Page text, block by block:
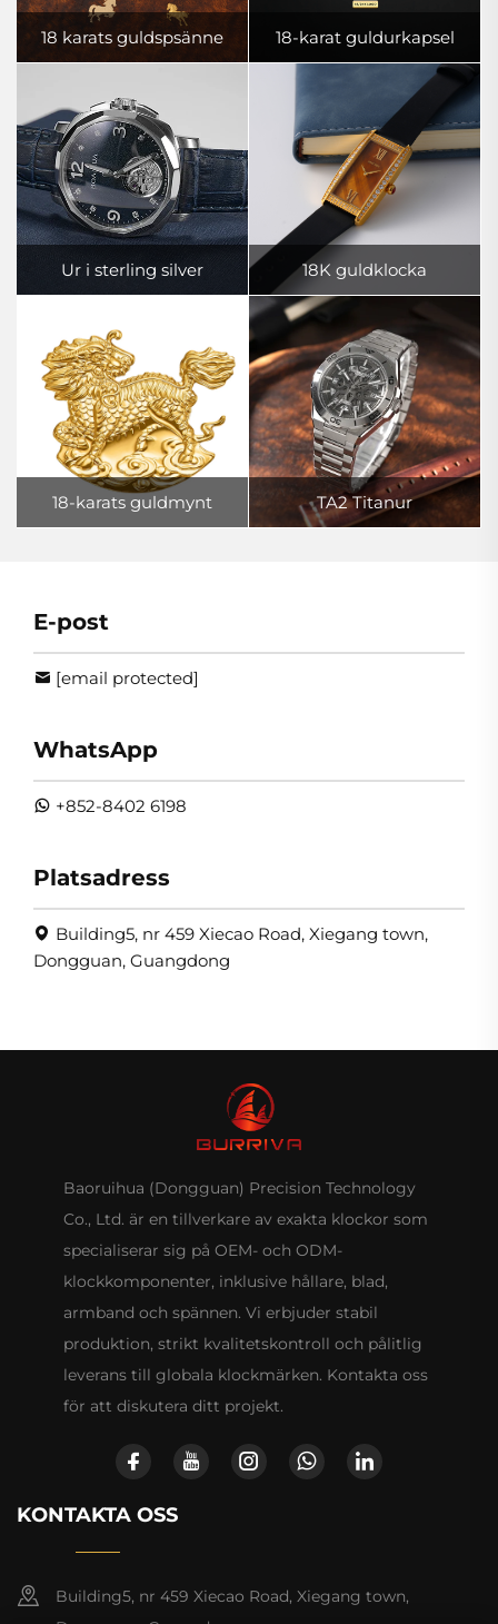
18 karats guldspsänne 18-karat guldurkapsel
Ur i sterling silver 18K guldklocka
18-karats guldmynt TA2 Titanur
E-post
[email protected]
WhatsApp
+852-8402 6198
Platsadress
Building5, nr 459 Xiecao Road, Xiegang town,
Dongguan, Guangdong
Baoruihua (Dongguan) Precision Technology
Co., Ltd. är en tillverkare av exakta klockor som
specialiserar sig på OEM- och ODM-
klockkomponenter, inklusive hållare, blad,
armband och spännen. Vi erbjuder stabil
produktion, strikt kvalitetskontroll och pålitlig
leverans till globala klockmärken. Kontakta oss
för att diskutera ditt projekt.
KONTAKTA OSS
Building5, nr 459 Xiecao Road, Xiegang town,